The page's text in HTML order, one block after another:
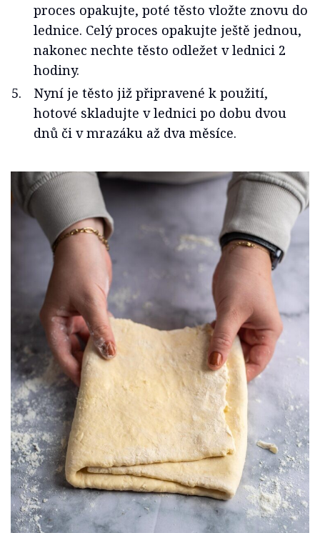
proces opakujte, poté těsto vložte znovu do
lednice. Celý proces opakujte ještě jednou,
nakonec nechte těsto odležet v lednici 2
hodiny.
Nyní je těsto již připravené k použití,
hotové skladujte v lednici po dobu dvou
dnů či v mrazáku až dva měsíce.